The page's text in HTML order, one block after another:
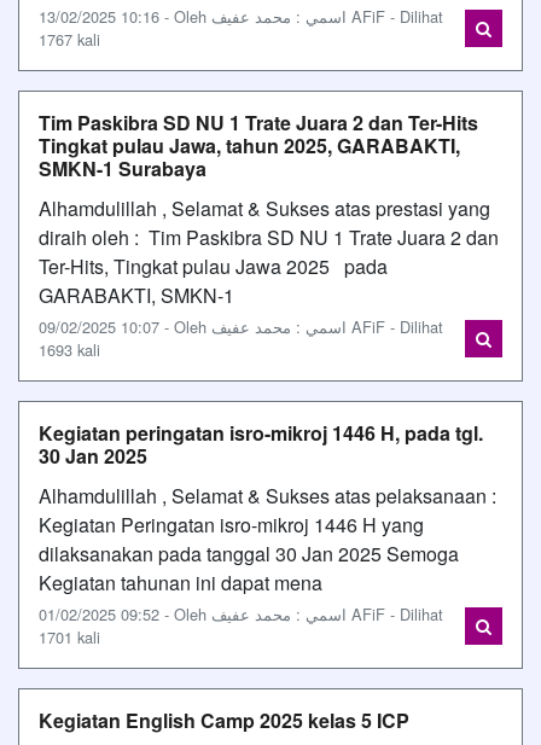
13/02/2025 10:16 - Oleh اسمي : محمد عفيف AFiF - Dilihat
1767 kali
Tim Paskibra SD NU 1 Trate Juara 2 dan Ter-Hits
Tingkat pulau Jawa, tahun 2025, GARABAKTI,
SMKN-1 Surabaya
Alhamdulillah , Selamat & Sukses atas prestasi yang
diraih oleh : Tim Paskibra SD NU 1 Trate Juara 2 dan
Ter-Hits, Tingkat pulau Jawa 2025 pada
GARABAKTI, SMKN-1
09/02/2025 10:07 - Oleh اسمي : محمد عفيف AFiF - Dilihat
1693 kali
Kegiatan peringatan isro-mikroj 1446 H, pada tgl.
30 Jan 2025
Alhamdulillah , Selamat & Sukses atas pelaksanaan :
Kegiatan Peringatan isro-mikroj 1446 H yang
dilaksanakan pada tanggal 30 Jan 2025 Semoga
Kegiatan tahunan ini dapat mena
01/02/2025 09:52 - Oleh اسمي : محمد عفيف AFiF - Dilihat
1701 kali
Kegiatan English Camp 2025 kelas 5 ICP